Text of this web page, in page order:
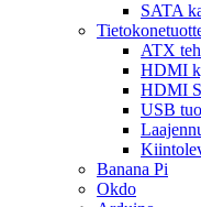
SATA
ATX
HDMI
HDMI
USB
Banana Pi
Okdo